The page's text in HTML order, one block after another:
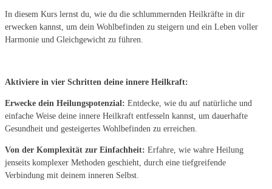
In diesem Kurs lernst du, wie du die schlummernden Heilkräfte in dir
erwecken kannst, um dein Wohlbefinden zu steigern und ein Leben voller
Harmonie und Gleichgewicht zu führen.
Aktiviere in vier Schritten deine innere Heilkraft:
Erwecke dein Heilungspotenzial: Entdecke, wie du auf natürliche und
einfache Weise deine innere Heilkraft entfesseln kannst, um dauerhafte
Gesundheit und gesteigertes Wohlbefinden zu erreichen.
Von der Komplexität zur Einfachheit: Erfahre, wie wahre Heilung
jenseits komplexer Methoden geschieht, durch eine tiefgreifende
Verbindung mit deinem inneren Selbst.